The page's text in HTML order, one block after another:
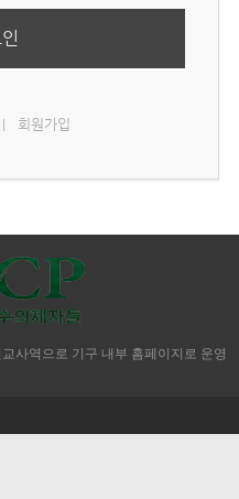
회원가입
사역으로 기구 내부 홈페이지로 운영